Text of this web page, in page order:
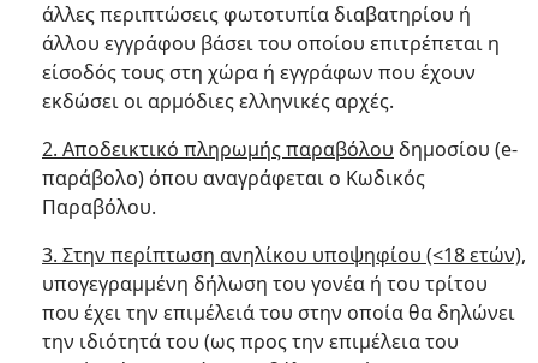
άλλες περιπτώσεις φωτοτυπία διαβατηρίου ή
άλλου εγγράφου βάσει του οποίου επιτρέπεται η
είσοδός τους στη χώρα ή εγγράφων που έχουν
εκδώσει οι αρμόδιες ελληνικές αρχές.
2. Αποδεικτικό πληρωμής παραβόλου δημοσίου (e-
παράβολο) όπου αναγράφεται ο Κωδικός
Παραβόλου.
3. Στην περίπτωση ανηλίκου υποψηφίου (<18 ετών),
υπογεγραμμένη δήλωση του γονέα ή του τρίτου
που έχει την επιμέλειά του στην οποία θα δηλώνει
την ιδιότητά του (ως προς την επιμέλεια του